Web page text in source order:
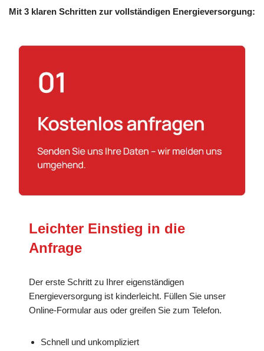
Mit 3 klaren Schritten zur vollständigen Energieversorgung:
Leichter Einstieg in die
Anfrage
Der erste Schritt zu Ihrer eigenständigen
Energieversorgung ist kinderleicht. Füllen Sie unser
Online-Formular aus oder greifen Sie zum Telefon.
Schnell und unkompliziert